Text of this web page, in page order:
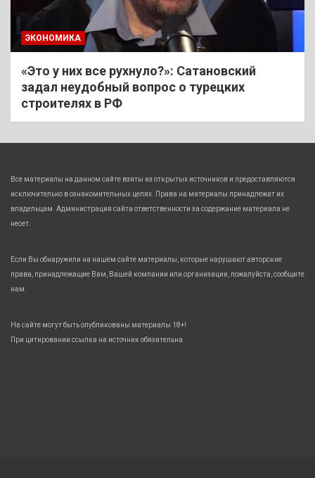
ЭКОНОМИКА
«Это у них все рухнуло?»: Сатановский
задал неудобный вопрос о турецких
строителях в РФ
Все материалы на данном сайте взяты из открытых источников и предоставляются
исключительно в ознакомительных целях. Права на материалы принадлежат их
владельцам. Администрация сайта ответственности за содержание материала не
несет.
Если Вы обнаружили на нашем сайте материалы, которые нарушают авторские
права, принадлежащие Вам, Вашей компании или организации, пожалуйста, сообщите
нам.
На сайте могут быть опубликованы материалы 18+!
При цитировании ссылка на источник обязательна.